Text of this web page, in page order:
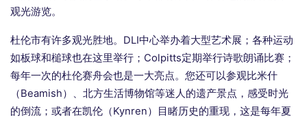
观光游览。
杜伦市有许多观光胜地。DLI中心举办着大型艺术展；各种运动
如板球和槌球也在这里举行；Colpitts定期举行诗歌朗诵比赛；
每年一次的杜伦赛舟会也是一大亮点。您还可以参观比米什
（Beamish）、北方生活博物馆等迷人的遗产景点，感受时光
的倒流；或者在凯伦（Kynren）目睹历史的重现，这是每年夏